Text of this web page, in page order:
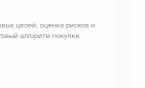
целей, оценка рисков и
алгоритм покупки